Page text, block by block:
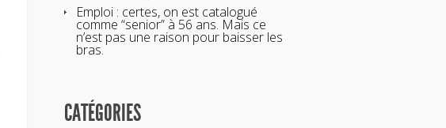
Emploi : certes, on est catalogué
comme “senior” à 56 ans. Mais ce
n’est pas une raison pour baisser les
bras.
CATÉGORIES